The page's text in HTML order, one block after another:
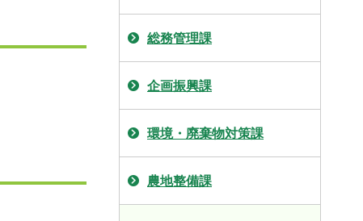
総務管理課
企画振興課
環境・廃棄物対策課
農地整備課